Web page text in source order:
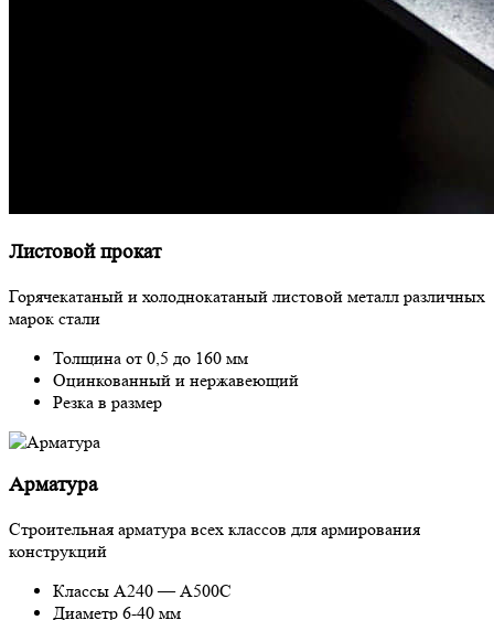
Листовой прокат
Горячекатаный и холоднокатаный листовой металл различных
марок стали
Толщина от 0,5 до 160 мм
Оцинкованный и нержавеющий
Резка в размер
Арматура
Строительная арматура всех классов для армирования
конструкций
Классы А240 — А500С
Диаметр 6-40 мм